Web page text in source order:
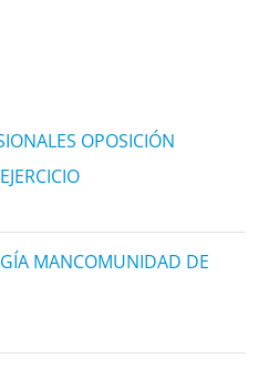
OPOSICIÓN
MANCOMUNIDAD DE